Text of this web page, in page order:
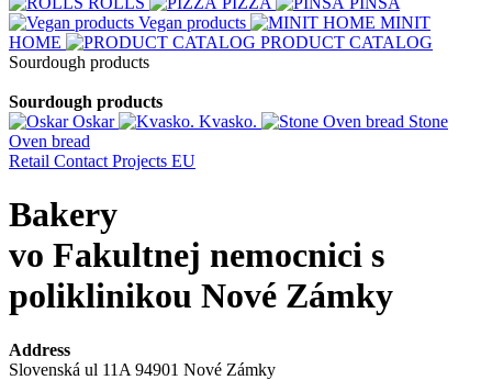
Vegan products
MINIT
HOME
PRODUCT CATALOG
Sourdough products
Sourdough products
Oskar
Kvasko.
Stone
Oven bread
Retail Contact Projects EU
Bakery
vo Fakultnej nemocnici s
poliklinikou Nové Zámky
Address
Slovenská ul 11A 94901 Nové Zámky